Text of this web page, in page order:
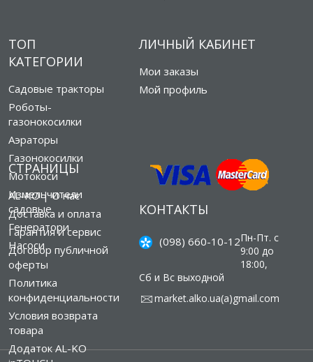
ТОП
КАТЕГОРИИ
Садовые тракторы
Роботы-
газонокосилки
Аэраторы
Газонокосилки
Мотокоси
Измельчители
садовые
Генератори
Насоси
СТРАНИЦЫ
AL-KO | О нас
Доставка и оплата
Гарантия и сервис
Договор публичной
оферты
Политика
конфиденциальности
Условия возврата
товара
Додаток AL-KO
ЛИЧНЫЙ КАБИНЕТ
Мои заказы
Мой профиль
КОНТАКТЫ
(098) 660-10-12Пн-Пт. с
9:00 до
18:00,
Сб и Вс выходной
market.alko.ua(а)gmail.com